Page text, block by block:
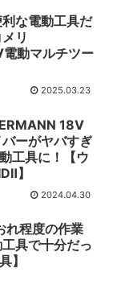
な電動工具だ
リ
動マルチツー
2025.03.23
18V
ーがヤバすぎ
工具に！【ウ
】
2024.04.30
れ程度の作業
具で十分だっ
】